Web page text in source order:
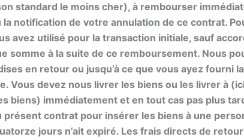
standard le moins cher), à rembourser
notification de votre annulation de ce contrat.
avez utilisé pour la transaction initiale, sauf
somme à la suite de ce remboursement. Nous
en retour ou jusqu’à ce que vous ayez fourni
Vous devez nous livrer les biens ou les livrer à
biens) immédiatement et en tout cas pas plus
contrat pour insérer les biens à une
jours n’ait expiré. Les frais directs de